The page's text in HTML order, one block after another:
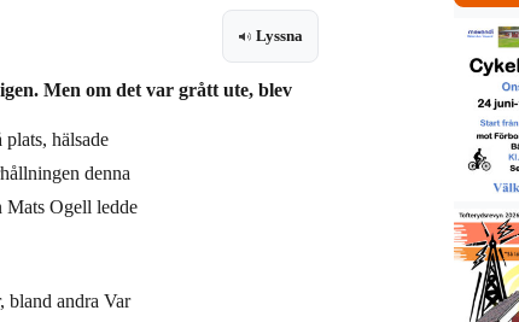
Lyssna
Men om det var grått ute, blev
hälsade
denna
Mats Ogell ledde
bland andra Var